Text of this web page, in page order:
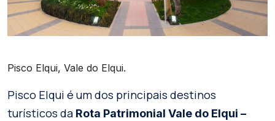
Pisco Elqui, Vale do Elqui.
Pisco Elqui é um dos principais destinos
turísticos da Rota Patrimonial Vale do Elqui –